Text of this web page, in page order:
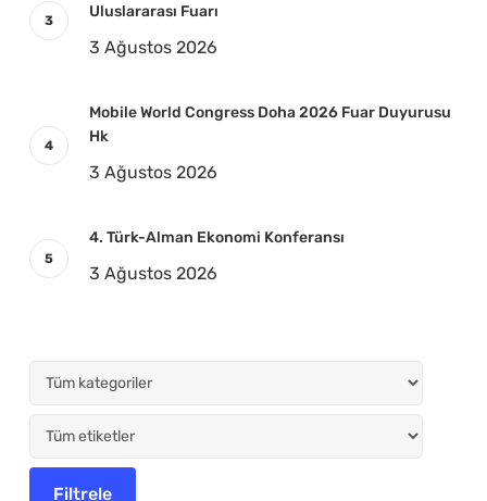
Uluslararası Fuarı
3 Ağustos 2026
Mobile World Congress Doha 2026 Fuar Duyurusu
Hk
3 Ağustos 2026
4. Türk-Alman Ekonomi Konferansı
3 Ağustos 2026